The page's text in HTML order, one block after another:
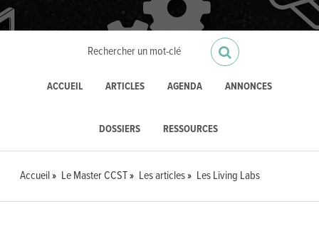
ACCUEIL ARTICLES AGENDA ANNONCES
DOSSIERS RESSOURCES
Accueil Le Master CCST Les articles Les Living Labs